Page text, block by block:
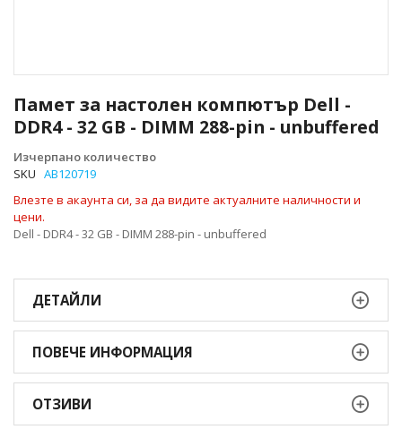
Памет за настолен компютър Dell -
DDR4 - 32 GB - DIMM 288-pin - unbuffered
Изчерпано количество
SKU AB120719
Влезте в акаунта си, за да видите актуалните наличности и
цени.
Dell - DDR4 - 32 GB - DIMM 288-pin - unbuffered
към
началото
на
галерия
със
ДЕТАЙЛИ
ПОВЕЧЕ ИНФОРМАЦИЯ
ОТЗИВИ